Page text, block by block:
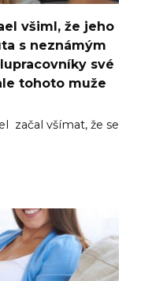
všiml, že jeho
s neznámým
své
tohoto muže
začal všímat, že se